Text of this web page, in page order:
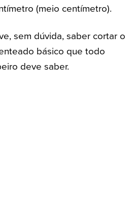
(meio centímetro).
sem dúvida, saber cortar o
básico que todo
deve saber.